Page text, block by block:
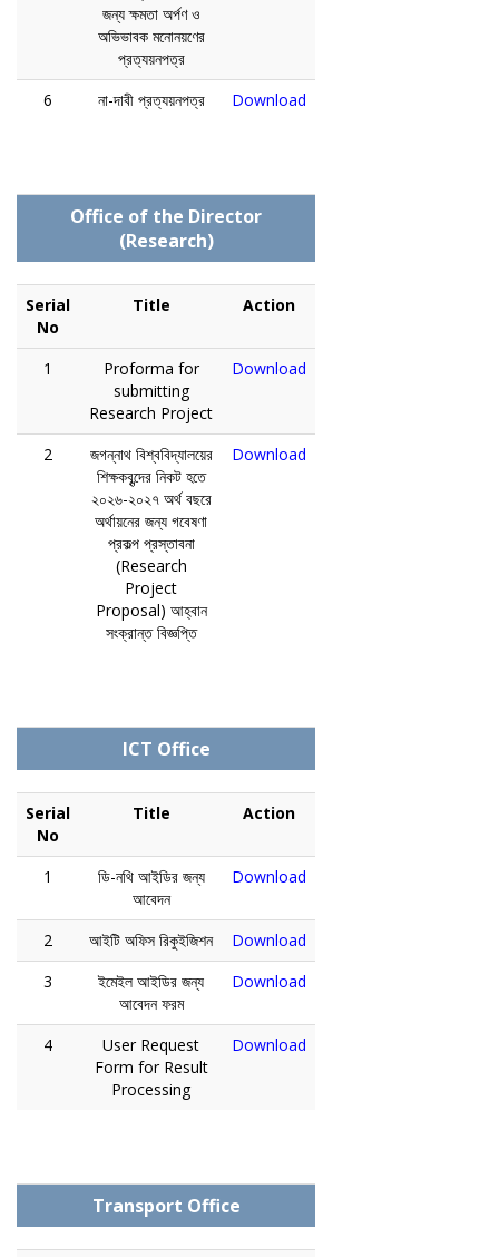
জন্য ক্ষমতা অর্পণ ও
অভিভাবক মনোনয়ণের
প্রত্যয়নপত্র
6
না-দাবী প্রত্যয়নপত্র Download
Office of the Director
(Research)
Serial
No
Title Action
1
Proforma for
submitting
Research Project
Download
2
জগন্নাথ বিশ্ববিদ্যালয়ের
শিক্ষকবৃন্দের নিকট হতে
২০২৬-২০২৭ অর্থ বছরে
অর্থায়নের জন্য গবেষণা
প্রকল্প প্রস্তাবনা
(Research
Project
Proposal) আহ্বান
সংক্রান্ত বিজ্ঞপ্তি
Download
ICT Office
Serial
No
Title Action
1
ডি-নথি আইডির জন্য
আবেদন
Download
2 আইটি অফিস রিকুইজিশন
Download
3
ইমেইল আইডির জন্য
আবেদন ফরম
Download
4
User Request
Form for Result
Processing
Download
Transport Office